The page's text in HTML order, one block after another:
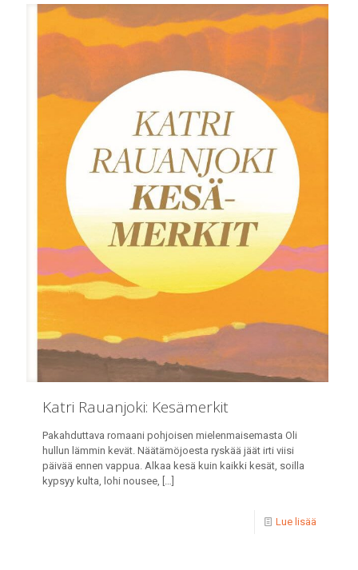
Katri Rauanjoki: Kesämerkit
Pakahduttava romaani pohjoisen mielenmaisemasta Oli
hullun lämmin kevät. Näätämöjoesta ryskää jäät irti viisi
päivää ennen vappua. Alkaa kesä kuin kaikki kesät, soilla
kypsyy kulta, lohi nousee, […]
Lue lisää